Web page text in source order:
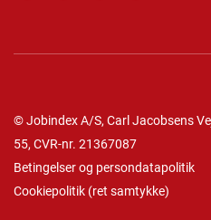
© Jobindex A/S, Carl Jacobsens
55, CVR-nr. 21367087
Betingelser og persondatapolitik
Cookiepolitik (ret samtykke)